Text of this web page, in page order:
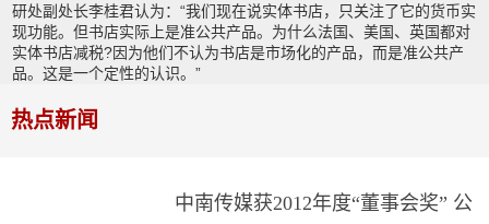
研处副处长李桂君认为：“我们现在说实体书店，只关注了它的货币实
现功能。但书店实际上是准公共产品。为什么法国、美国、英国都对
实体书店减税?因为他们不认为书店是市场化的产品，而是准公共产
品。这是一个定性的认识。”
热点新闻
中南传媒获2012年度“董事会奖” 公